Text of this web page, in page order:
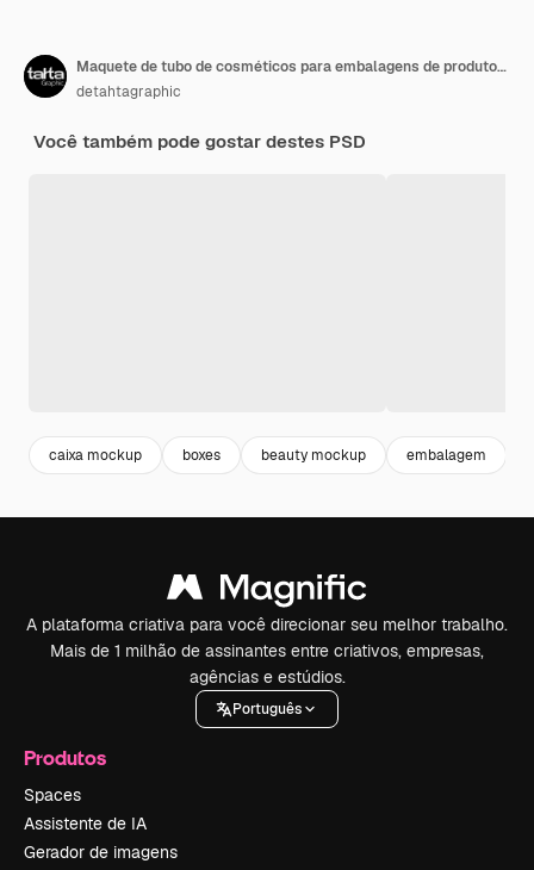
Maquete de tubo de cosméticos para embalagens de produtos de beleza
detahtagraphic
Você também pode gostar destes PSD
caixa mockup boxes beauty mockup embalagem
A plataforma criativa para você direcionar seu melhor trabalho.
Mais de 1 milhão de assinantes entre criativos, empresas,
agências e estúdios.
Português
Produtos
Spaces
Assistente de IA
Gerador de imagens